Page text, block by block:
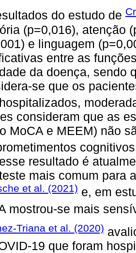
do estudo de
(p=0,016), atenção
e linguagem
entre as
da doença, sendo
se que os
consideram que as
MoCA e MEEM) não
resultado é
mais comum para
et al. (2021) e, em
mostrou-se mais
Triana et al. (2020)
19 que foram